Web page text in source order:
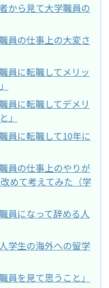
から見て大学職員の
員の仕事上の大変さ
員に転職してメリッ
員に転職してデメリ
」
員に転職して10年に
員の仕事上のやりが
めて考えてみた（学
員になって辞める人
学生の海外への留学
員を見て思うこと」